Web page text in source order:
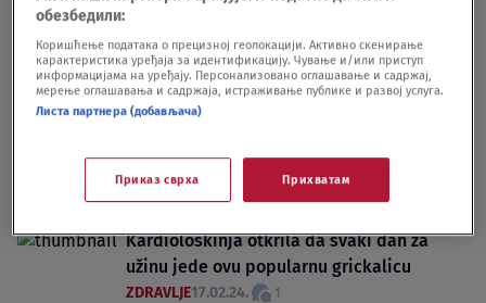
Onkološkinja otkrila šta gricka između
obroka - i smanjuje rizik od raka
Povlače se još jedne grickalice s hrvatskog
tržišta
Kardiološkinja otkrila da svaki dan za
užinu jede ovu popularnu grickalicu
ZDRAVLJE17.02.24. 1
обезбедили:
Коришћење података о прецизној геолокацији. Активно скенирање
карактеристика уређаја за идентификацију. Чување и/или приступ
информацијама на уређају. Персонализовано оглашавање и садржај,
мерење оглашавања и садржаја, истраживање публике и развој услуга.
Листа партнера (добављача)
Приказ сврха Прихватам